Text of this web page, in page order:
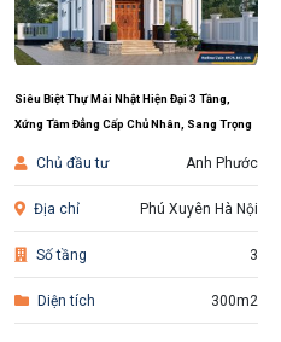
Siêu Biệt Thự Mái Nhật Hiện Đại 3 Tầng,
Xứng Tầm Đẳng Cấp Chủ Nhân, Sang Trọng
Chủ đầu tư Anh Phước
Địa chỉ Phú Xuyên Hà Nội
Số tầng 3
Diện tích 300m2